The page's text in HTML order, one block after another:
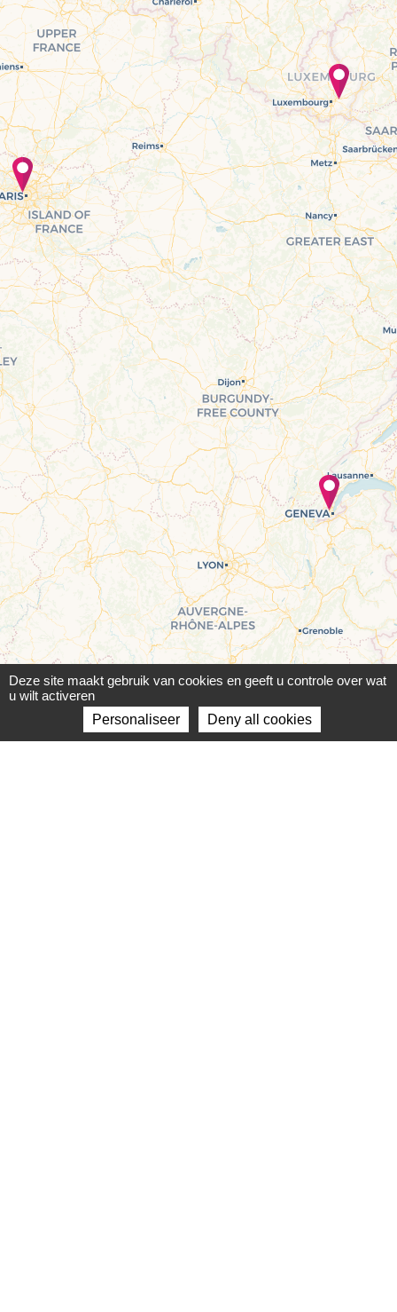
Leaflet |©OpenStreetMapcontributors ©
Deze site maakt gebruik van cookies en geeft u controle over wat
u wilt activeren
Personaliseer
Deny all cookies